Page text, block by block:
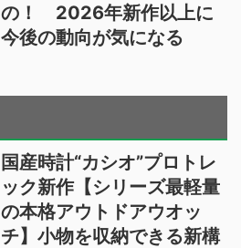
の！ 2026年新作以上に
今後の動向が気になる
国産時計“カシオ”プロトレ
ック新作【シリーズ最軽量
の本格アウトドアウオッ
チ】小物を収納できる新構